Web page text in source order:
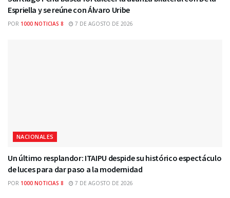
Espriella y se reúne con Álvaro Uribe
POR 1000 NOTICIAS 8 7 DE AGOSTO DE 2026
NACIONALES
Un último resplandor: ITAIPU despide su histórico espectáculo
de luces para dar paso a la modernidad
POR 1000 NOTICIAS 8 7 DE AGOSTO DE 2026